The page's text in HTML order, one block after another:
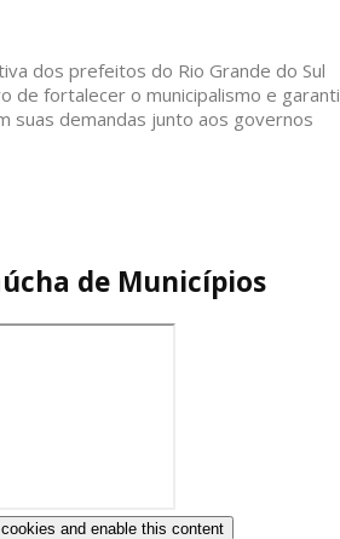
dos prefeitos do Rio Grande do Sul
de fortalecer o municipalismo e
suas demandas junto aos governos
de Municípios
and enable this content